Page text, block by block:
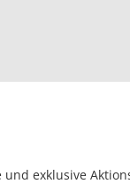
exklusive